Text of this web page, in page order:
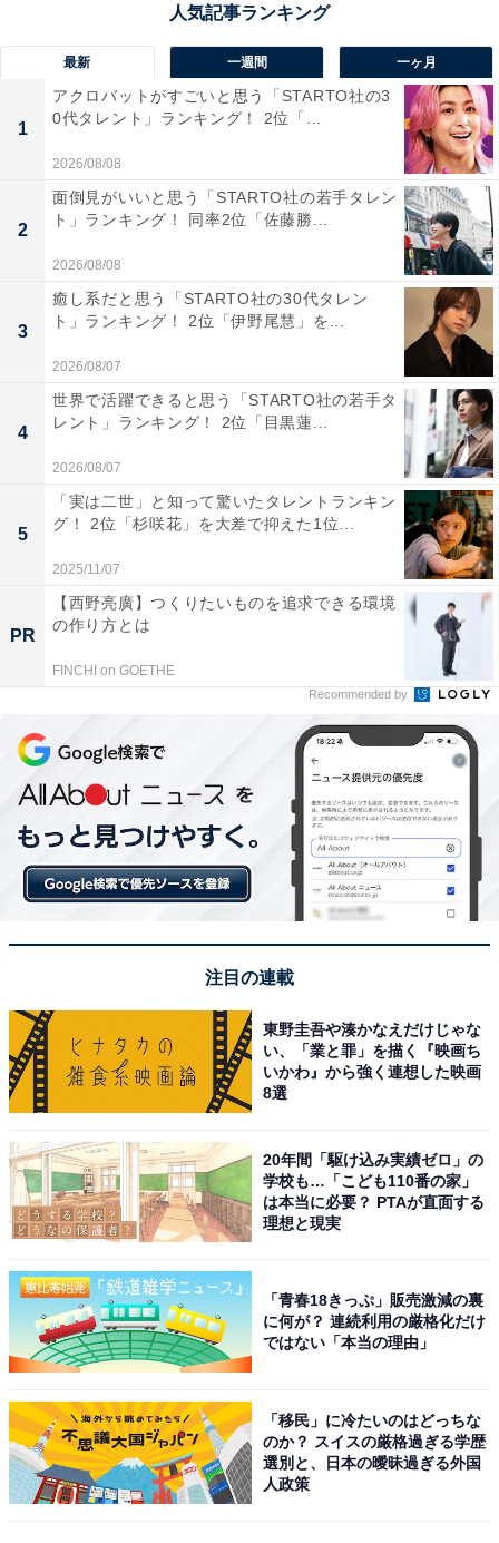
県）などの意見が寄せられました。
1位：鈴木亮平
本日この後18:30〜
TBS「オールスター感謝祭23春」生出演です！
TOKYO MERチーム出動?
— 鈴木亮平 (@ryoheiheisuzuki)April 8, 2023
1位には、「鈴木亮平」さんがランクインしました。
2006年に水着の「キャンペーンボーイ」として芸能界入
りすると、ドラマ『レガッタ』（テレビ朝日系）で俳優
デビュー。爽やかなルックスと180センチをこえる抜群
のスタイルが特徴的で、映画『HK 変態仮面』では筋肉
マ『西郷どん』では、西郷隆盛に大抜てきされ大迫力の
演技を見せます。
2023年は『エゴイスト』『劇場版TOKYO MER〜走る緊
急救命室〜』『リボルバー・リリー』とさまざまなジャ
ンルの映画に出演。10月からは、TBS系日曜劇場『下剋
上球児』で主演を務め、さらに2024年公開予定のNetflix
作品『シティーハンター』で冴羽獠役が決定していま
す。
身長も高くアクションも担当できる鈴木さんなら、野生
児のターザン役をしっかりと演じられそうです。
ドさと爽やかなイメージがあるからです」（40代女性・
北海道）、「役作りがすごいから仕上げてくれそうだか
ら」（30代女性・東京都）、「野生児な感じが似てる」
最新 一週間 一ヶ月
1
アクロバットがすごいと思う「STARTO社の3
0代タレント」ランキング！ 2位「...
2026/08/08
2
面倒見がいいと思う「STARTO社の若手タレン
ト」ランキング！ 同率2位「佐藤勝...
2026/08/08
3
癒し系だと思う「STARTO社の30代タレン
ト」ランキング！ 2位「伊野尾慧」を...
2026/08/07
4
世界で活躍できると思う「STARTO社の若手タ
レント」ランキング！ 2位「目黒蓮...
2026/08/07
5
「実は二世」と知って驚いたタレントランキン
グ！ 2位「杉咲花」を大差で抑えた1位...
2025/11/07
PR
【西野亮廣】つくりたいものを追求できる環境
の作り方とは
FINCHI on GOETHE
Recommended by
注目の連載
東野圭吾や湊かなえだけじゃな
い、「業と罪」を描く『映画ち
いかわ』から強く連想した映画
8選
20年間「駆け込み実績ゼロ」の
学校も…「こども110番の家」
は本当に必要？ PTAが直面する
理想と現実
「青春18きっぷ」販売激減の裏
に何が？ 連続利用の厳格化だけ
ではない「本当の理由」
「移民」に冷たいのはどっちな
のか？ スイスの厳格過ぎる学歴
選別と、日本の曖昧過ぎる外国
人政策